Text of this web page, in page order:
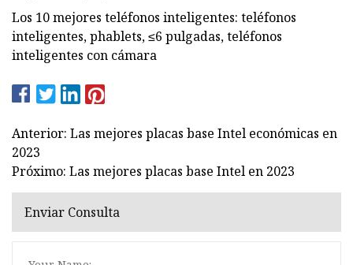
Los 10 mejores teléfonos inteligentes: teléfonos
inteligentes, phablets, ≤6 pulgadas, teléfonos
inteligentes con cámara
Anterior: Las mejores placas base Intel económicas en
2023
Próximo: Las mejores placas base Intel en 2023
Enviar Consulta